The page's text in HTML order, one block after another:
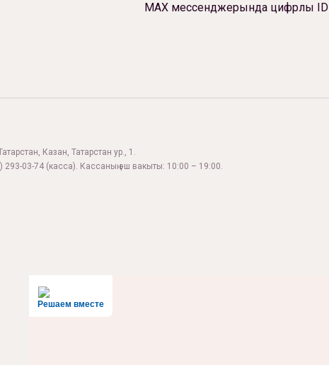
МАХ мессенджерында цифрлы ID
Казан, Татарстан ур., 1.
293-03-74 (касса). Кассаның эш вакыты: 10:00 – 19:00.
Решаем вместе